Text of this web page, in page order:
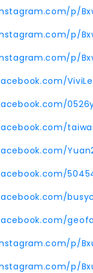
p/
p/
p/
p/
p/